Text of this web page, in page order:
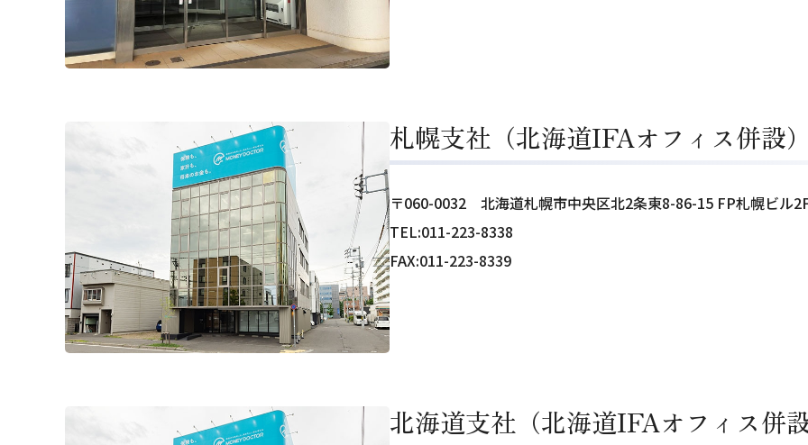
札幌支社（北海道IFAオフィス併設
〒060-0032
北海道札幌市中央区北2条東8-86-15 FP札幌ビル
TEL:011-223-8338
FAX:011-223-8339
北海道支社（北海道IFAオフィス併